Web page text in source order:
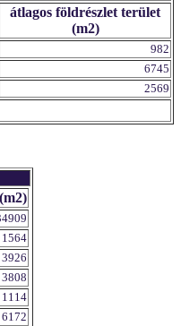
átlagos földrészlet terület
(m2)
982
6745
2569
1564
3926
3808
1114
6172